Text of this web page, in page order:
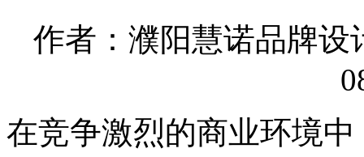
作者：濮阳慧诺品牌设
在竞争激烈的商业环境